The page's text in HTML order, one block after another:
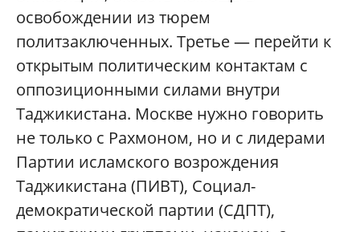
освобождении из тюрем
политзаключенных. Третье — перейти к
открытым политическим контактам с
оппозиционными силами внутри
Таджикистана. Москве нужно говорить
не только с Рахмоном, но и с лидерами
Партии исламского возрождения
Таджикистана (ПИВТ), Социал-
демократической партии (СДПТ),